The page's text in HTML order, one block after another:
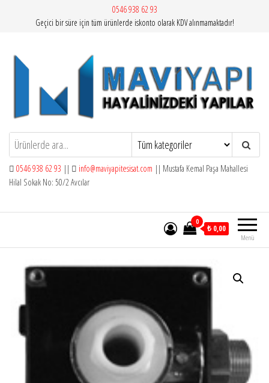
0546 938 62 93
Geçici bir süre için tüm ürünlerde iskonto olarak KDV alınmamaktadır!
Mavi Yapı | Vitra Artema
0546 938 62 93 || info@maviyapitesisat.com || Mustafa Kemal Paşa Mahallesi
Hilal Sokak No: 50/2 Avcılar
Menü
0
₺ 0,00